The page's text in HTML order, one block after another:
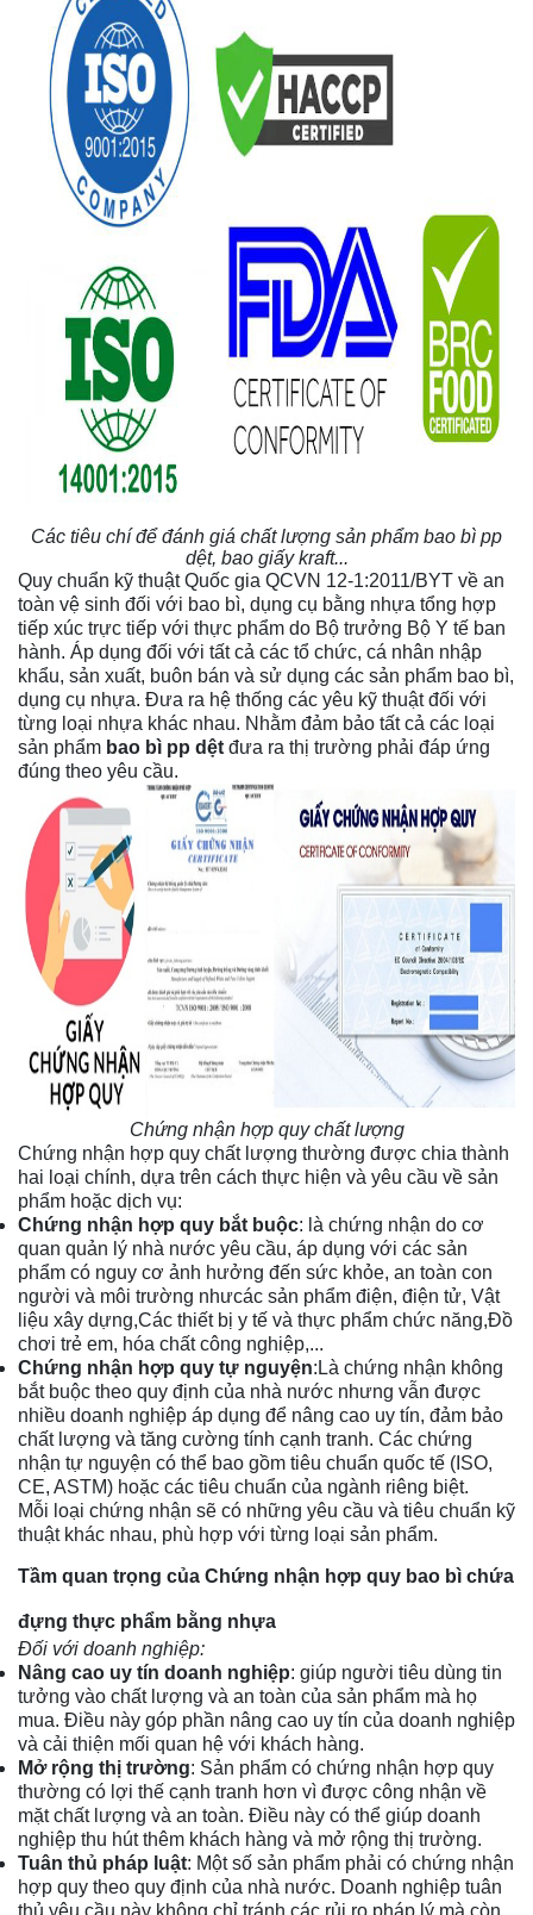
Các tiêu chí để đánh giá chất lượng sản phẩm bao bì pp
dệt, bao giấy kraft...
Quy chuẩn kỹ thuật Quốc gia QCVN 12-1:2011/BYT về an
toàn vệ sinh đối với bao bì, dụng cụ bằng nhựa tổng hợp
tiếp xúc trực tiếp với thực phẩm do Bộ trưởng Bộ Y tế ban
hành. Áp dụng đối với tất cả các tổ chức, cá nhân nhập
khẩu, sản xuất, buôn bán và sử dụng các sản phẩm bao bì,
dụng cụ nhựa. Đưa ra hệ thống các yêu kỹ thuật đối với
từng loại nhựa khác nhau. Nhằm đảm bảo tất cả các loại
sản phẩm bao bì pp dệt đưa ra thị trường phải đáp ứng
đúng theo yêu cầu.
Chứng nhận hợp quy chất lượng
Chứng nhận hợp quy chất lượng thường được chia thành
hai loại chính, dựa trên cách thực hiện và yêu cầu về sản
phẩm hoặc dịch vụ:
Chứng nhận hợp quy bắt buộc: là chứng nhận do cơ
quan quản lý nhà nước yêu cầu, áp dụng với các sản
phẩm có nguy cơ ảnh hưởng đến sức khỏe, an toàn con
người và môi trường nhưcác sản phẩm điện, điện tử, Vật
liệu xây dựng,Các thiết bị y tế và thực phẩm chức năng,Đồ
chơi trẻ em, hóa chất công nghiệp,...
Chứng nhận hợp quy tự nguyện:Là chứng nhận không
bắt buộc theo quy định của nhà nước nhưng vẫn được
nhiều doanh nghiệp áp dụng để nâng cao uy tín, đảm bảo
chất lượng và tăng cường tính cạnh tranh. Các chứng
nhận tự nguyện có thể bao gồm tiêu chuẩn quốc tế (ISO,
CE, ASTM) hoặc các tiêu chuẩn của ngành riêng biệt.
Mỗi loại chứng nhận sẽ có những yêu cầu và tiêu chuẩn kỹ
thuật khác nhau, phù hợp với từng loại sản phẩm.
Tầm quan trọng của Chứng nhận hợp quy bao bì chứa
đựng thực phẩm bằng nhựa
Đối với doanh nghiệp:
Nâng cao uy tín doanh nghiệp: giúp người tiêu dùng tin
tưởng vào chất lượng và an toàn của sản phẩm mà họ
mua. Điều này góp phần nâng cao uy tín của doanh nghiệp
và cải thiện mối quan hệ với khách hàng.
Mở rộng thị trường: Sản phẩm có chứng nhận hợp quy
thường có lợi thế cạnh tranh hơn vì được công nhận về
mặt chất lượng và an toàn. Điều này có thể giúp doanh
nghiệp thu hút thêm khách hàng và mở rộng thị trường.
Tuân thủ pháp luật: Một số sản phẩm phải có chứng nhận
hợp quy theo quy định của nhà nước. Doanh nghiệp tuân
thủ yêu cầu này không chỉ tránh các rủi ro pháp lý mà còn